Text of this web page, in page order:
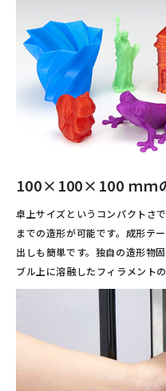
100×100×100 ｍｍ
卓上サイズというコンパクトさ
までの造形が可能です。成形テ
出しも簡単です。独自の造形物
ブル上に溶融したフィラメント